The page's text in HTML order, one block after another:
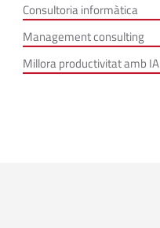
Consultoria informàtica
Management consulting
Millora productivitat amb IA